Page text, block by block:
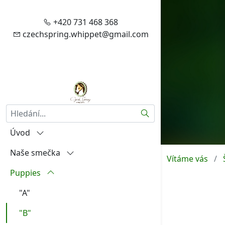
+420 731 468 368
czechspring.whippet@gmail.com
Úvod
Vítejte
Zásady zpracování vašich
Naše smečka
Igráček od Hněvína
Amalia Rosa Czech Spring
Aireen Czech Spring
Puppies
"A"
"B"
Hledat
Vítáme vás